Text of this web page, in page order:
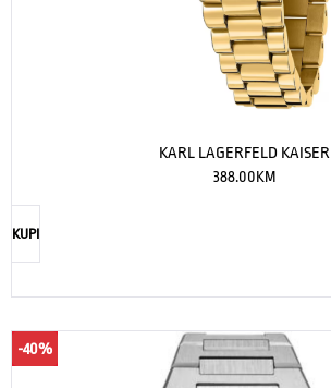
KARL LAGERFELD KAISER
388.00KM
KUPI
-40%